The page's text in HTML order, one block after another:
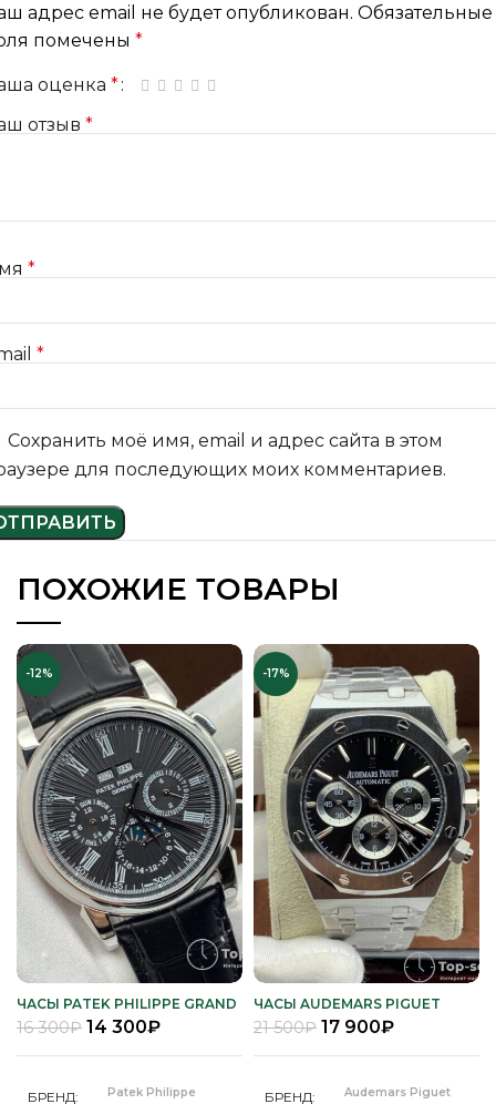
адрес email не будет опубликован. Обязательные
помечены *
оценка * 1 из 5 звёзд
2 из 5 звёзд
3 из 5 звёзд
4 из 5 звёзд
отзыв *
*
*
Сохранить моё имя, email и адрес сайта в этом
для последующих моих комментариев.
ПОХОЖИЕ ТОВАРЫ
-12%
ЧАСЫ PATEK PHILIPPE GRAND
COMPLICATIONS
16 300₽ 14 300₽
БРЕНД Patek Philippe
-17%
ЧАСЫ AUDEMARS PIGUET
ROYAL OAK
21 500₽ 17 900₽
БРЕНД Audemars Piguet